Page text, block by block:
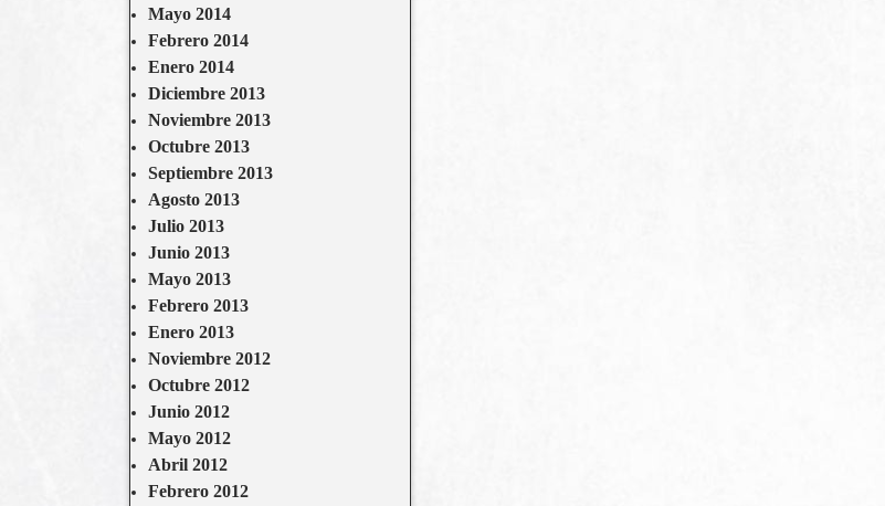
Mayo 2014
Febrero 2014
Enero 2014
Diciembre 2013
Noviembre 2013
Octubre 2013
Septiembre 2013
Agosto 2013
Julio 2013
Junio 2013
Mayo 2013
Febrero 2013
Enero 2013
Noviembre 2012
Octubre 2012
Junio 2012
Mayo 2012
Abril 2012
Febrero 2012